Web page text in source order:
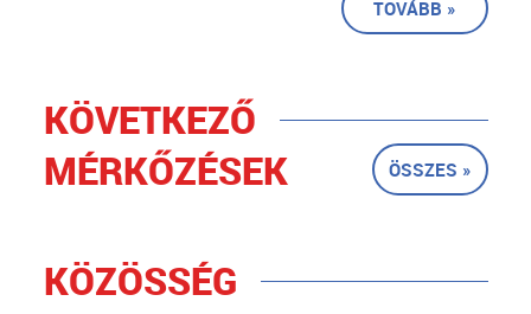
TOVÁBB »
KÖVETKEZŐ
MÉRKŐZÉSEK
ÖSSZES »
KÖZÖSSÉG